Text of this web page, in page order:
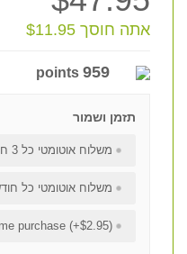
אתה חוסך $11.95
959
points
תזמן ושמור
משלוח אוטומטי כל 3 חודשים
משלוח אוטומטי כל
purchase (+$2.95)